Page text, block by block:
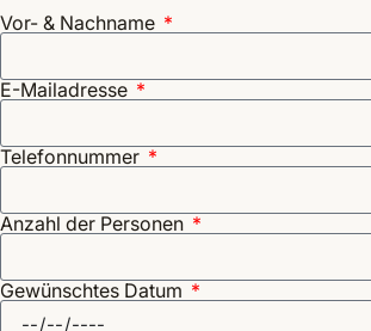
Vor- & Nachname
E-Mailadresse
Telefonnummer
Anzahl der Personen
Gewünschtes Datum